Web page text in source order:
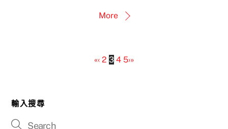
More
«‹ 2 3 4 5›»
輸入搜尋